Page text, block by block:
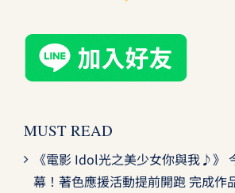
MUST READ
《電影 Idol光之美少女你與我♪》
幕！著色應援活動提前開跑 完成作